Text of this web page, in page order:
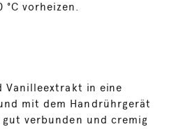
°C vorheizen.
Vanilleextrakt in eine
mit dem Handrührgerät
verbunden und cremig